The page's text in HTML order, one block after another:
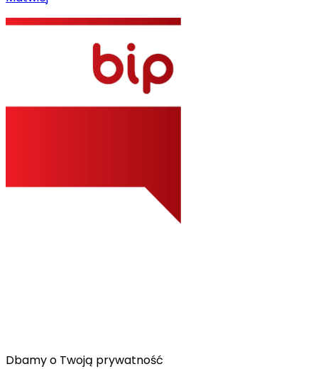
Dbamy o Twoją prywatność